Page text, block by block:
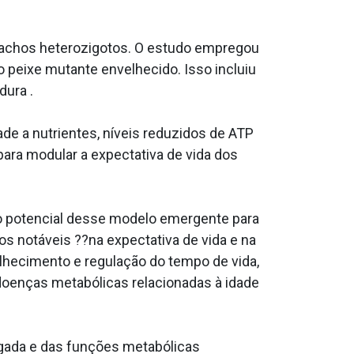
heterozigotos. O estudo empregou
peixe mutante envelhecido. Isso incluiu
.
a nutrientes, níveis reduzidos de ATP
modular a expectativa de vida dos
potencial desse modelo emergente para
notáveis ??na expectativa de vida e na
e regulação do tempo de vida,
metabólicas relacionadas à idade
e das funções metabólicas